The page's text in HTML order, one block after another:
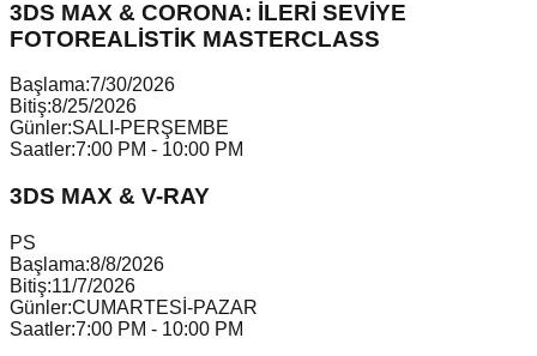
3DS MAX & CORONA: İLERİ SEVİYE
FOTOREALİSTİK MASTERCLASS
Başlama:7/30/2026
Bitiş:8/25/2026
Günler:SALI-PERŞEMBE
Saatler:7:00 PM - 10:00 PM
3DS MAX & V-RAY
PS
Başlama:8/8/2026
Bitiş:11/7/2026
Günler:CUMARTESİ-PAZAR
Saatler:7:00 PM - 10:00 PM